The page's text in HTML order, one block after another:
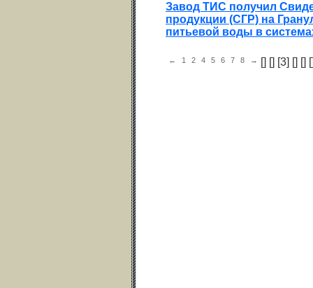
Завод ТИС получил
продукции (СГР) на
питьевой воды в
← [
1 ] [
2 ] [3] [
4 ] [
5 ] [
6 7 8 →